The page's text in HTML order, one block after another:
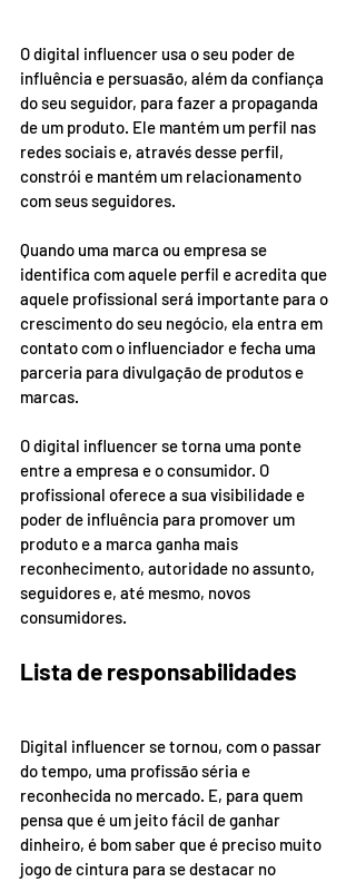
O digital influencer usa o seu poder de
influência e persuasão, além da confiança
do seu seguidor, para fazer a propaganda
de um produto. Ele mantém um perfil nas
redes sociais e, através desse perfil,
constrói e mantém um relacionamento
com seus seguidores.
Quando uma marca ou empresa se
identifica com aquele perfil e acredita que
aquele profissional será importante para o
crescimento do seu negócio, ela entra em
contato com o influenciador e fecha uma
parceria para divulgação de produtos e
marcas.
O digital influencer se torna uma ponte
entre a empresa e o consumidor. O
profissional oferece a sua visibilidade e
poder de influência para promover um
produto e a marca ganha mais
reconhecimento, autoridade no assunto,
seguidores e, até mesmo, novos
consumidores.
Lista de responsabilidades
Digital influencer se tornou, com o passar
do tempo, uma profissão séria e
reconhecida no mercado. E, para quem
pensa que é um jeito fácil de ganhar
dinheiro, é bom saber que é preciso muito
jogo de cintura para se destacar no